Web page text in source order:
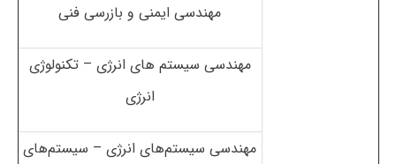
مهندسی ایمنی و بازرسی فنی
مهندسی سیستم های انرژی – تکنولوژی
انرژی
مهندسی سیستم‌های انرژی – سیستم‌های